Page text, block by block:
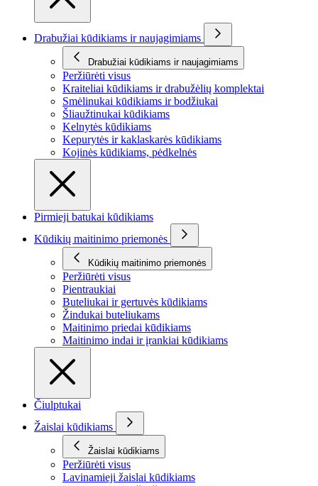
Drabužiai kūdikiams ir naujagimiams
Drabužiai kūdikiams ir naujagimiams
Peržiūrėti visus
Kraiteliai kūdikiams ir drabužėlių komplektai
Smėlinukai kūdikiams ir bodžiukai
Šliaužtinukai kūdikiams
Kelnytės kūdikiams
Kepurytės ir kaklaskarės kūdikiams
Kojinės kūdikiams, pėdkelnės
Pirmieji batukai kūdikiams
Kūdikių maitinimo priemonės
Kūdikių maitinimo priemonės
Peržiūrėti visus
Pientraukiai
Buteliukai ir gertuvės kūdikiams
Žindukai buteliukams
Maitinimo priedai kūdikiams
Maitinimo indai ir įrankiai kūdikiams
Čiulptukai
Žaislai kūdikiams
Žaislai kūdikiams
Peržiūrėti visus
Lavinamieji žaislai kūdikiams